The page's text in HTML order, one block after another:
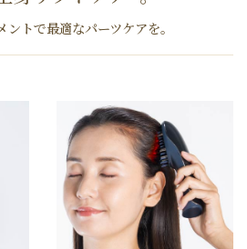
ントで最適なパーツケアを。